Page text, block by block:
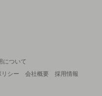
について
シー 会社概要
採用情報